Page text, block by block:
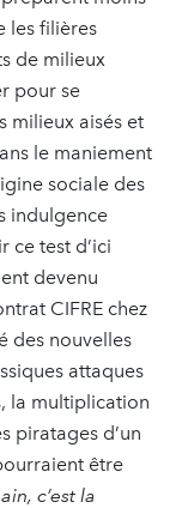
les filières
de milieux
pour se
milieux aisés et
le maniement
sociale des
indulgence
ce test d’ici
devenu
CIFRE chez
des nouvelles
attaques
la multiplication
piratages d’un
être
c’est la